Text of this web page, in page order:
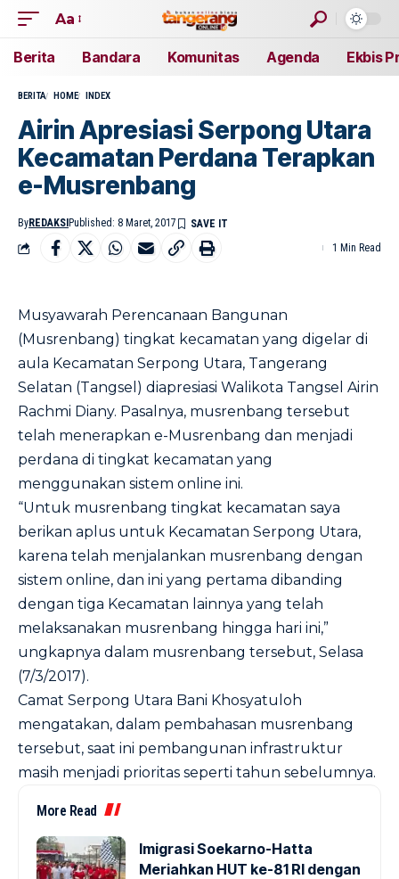
Aa
Berita Bandara Komunitas Agenda Ekbis
BERITA HOME INDEX
Airin Apresiasi Serpong Utara
Kecamatan Perdana Terapkan
e-Musrenbang
ByREDAKSI Published: 8 Maret, 2017
1 Min Read
Musyawarah Perencanaan Bangunan
(Musrenbang) tingkat kecamatan yang digelar di
aula Kecamatan Serpong Utara, Tangerang
Selatan (Tangsel) diapresiasi Walikota Tangsel Airin
Rachmi Diany. Pasalnya, musrenbang tersebut
telah menerapkan e-Musrenbang dan menjadi
perdana di tingkat kecamatan yang
menggunakan sistem online ini.
“Untuk musrenbang tingkat kecamatan saya
berikan aplus untuk Kecamatan Serpong Utara,
karena telah menjalankan musrenbang dengan
sistem online, dan ini yang pertama dibanding
dengan tiga Kecamatan lainnya yang telah
melaksanakan musrenbang hingga hari ini,”
ungkapnya dalam musrenbang tersebut, Selasa
(7/3/2017).
Camat Serpong Utara Bani Khosyatuloh
mengatakan, dalam pembahasan musrenbang
tersebut, saat ini pembangunan infrastruktur
masih menjadi prioritas seperti tahun sebelumnya.
More Read
Imigrasi Soekarno-Hatta
Meriahkan HUT ke-81 RI dengan